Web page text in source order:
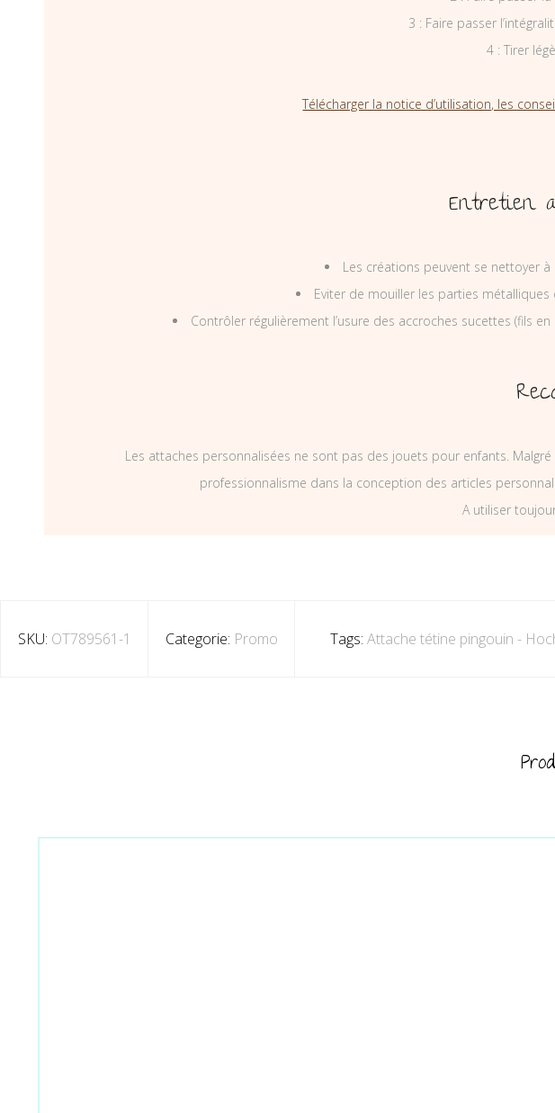
3 : Faire passer
4 : Tirer
Télécharger la notice d’utilisation, les
Entretien
Les créations peuvent se nettoyer à
Eviter de mouiller les parties métalliques
Contrôler régulièrement l’usure des accroches sucettes (fils
Les attaches personnalisées ne sont pas des jouets pour enfants.
professionnalisme dans la conception des articles
A utiliser
SKU: OT789561-1 Categorie: Promo Tags: Attache tétine pingouin -